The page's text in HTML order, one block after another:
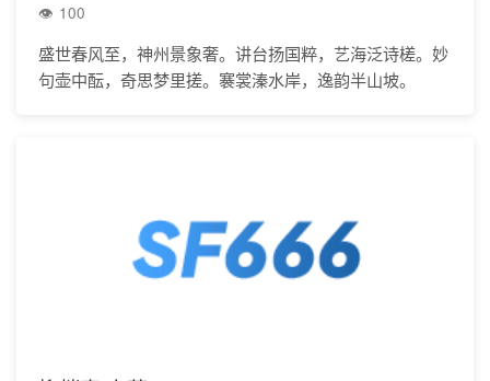
100
盛世春风至，神州景象奢。讲台扬国粹，艺海泛诗槎。妙
句壶中酝，奇思梦里搓。褰裳溱水岸，逸韵半山坡。